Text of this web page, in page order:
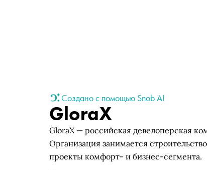
Создано с помощью Snob AI
GloraX
GloraX — российская девелоперская
Организация занимается
проекты комфорт- и бизнес-сегмента.